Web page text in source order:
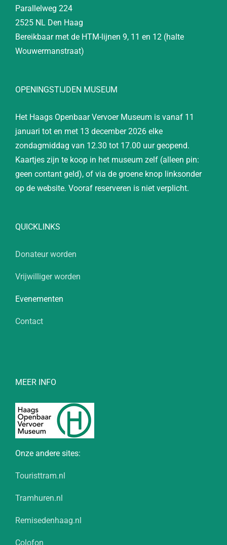
Parallelweg 224
2525 NL Den Haag
Bereikbaar met de HTM-lijnen 9, 11 en 12 (halte
Wouwermanstraat)
OPENINGSTIJDEN MUSEUM
Het Haags Openbaar Vervoer Museum is vanaf 11
januari tot en met 13 december 2026 elke
zondagmiddag van 12.30 tot 17.00 uur geopend.
Kaartjes zijn te koop in het museum zelf (alleen pin:
geen contant geld), of via de groene knop linksonder
op de website. Vooraf reserveren is niet verplicht.
QUICKLINKS
Donateur worden
Vrijwilliger worden
Evenementen
Contact
MEER INFO
Onze andere sites:
Touristtram.nl
Tramhuren.nl
Remisedenhaag.nl
Colofon